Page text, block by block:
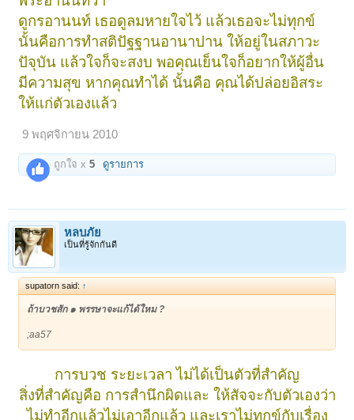
ดูกรอานนท์ เธอดูลมหายใจไว้ แล้วเธอจะไม่ทุกข์
นั้นคือการทำสติปัฐฐานอานาปาน ให้อยู่ในสภาวะ
ปัจุบัน แล้วใจก็จะสงบ พอคุณเย็นใจก็อยากให้ผู้อื่น
มีความสุข หากคุณทำได้ นั้นคือ คุณได้ปล่อยอิสระ
ให้แก่ตัวเองแล้ว
9 พฤศจิกายน 2010
ถูกใจ x5 ดูรายการ
หลบภัย
เป็นที่รู้จักกันดี
supatorn said: ↑
ถ้าบวชสัก ๑ พรรษาจะแก้ได้ใหม ?
;aa57
การบวช ระยะเวลา ไม่ได้เป็นตัวที่สำคัญ
สิ่งที่สำคัญคือ การสำนึกผิดและ ให้สัจจะกับตัวเองว่า
ไม่ทำอีกแล้วไม่เอาอีกแล้ว และเราไม่ทุกข์กับเรื่อง